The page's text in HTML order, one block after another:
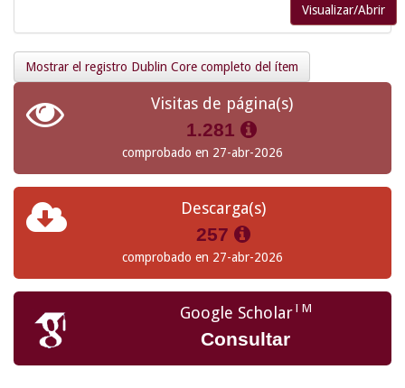
Visualizar/Abrir
Mostrar el registro Dublin Core completo del ítem
Visitas de página(s)
1.281
comprobado en 27-abr-2026
Descarga(s)
257
comprobado en 27-abr-2026
Google ScholarTM
Consultar